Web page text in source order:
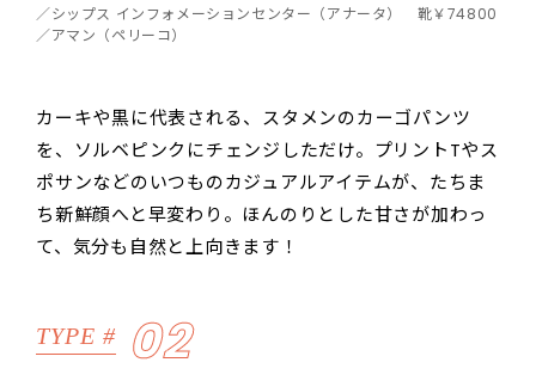
／シップス インフォメーションセンター（アナータ） 靴￥74800
／アマン（ペリーコ）
カーキや黒に代表される、スタメンのカーゴパンツ
を、ソルベピンクにチェンジしただけ。プリントTやス
ポサンなどのいつものカジュアルアイテムが、たちま
ち新鮮顔へと早変わり。ほんのりとした甘さが加わっ
て、気分も自然と上向きます！
TYPE # 02